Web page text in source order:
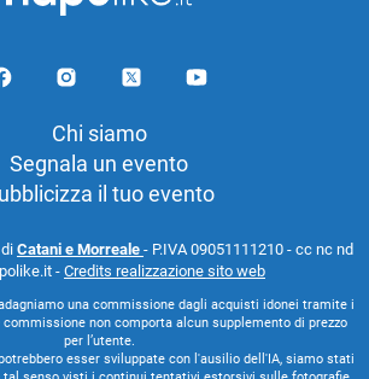
Chi siamo
Segnala un evento
il tuo evento
Catani e Morreale - P.IVA 09051111210 - cc nc nd
- Credits realizzazione sito web
una commissione dagli acquisti idonei tramite i
non comporta alcun supplemento di prezzo
per l’utente.
esser sviluppate con l'ausilio dell'IA, siamo stati